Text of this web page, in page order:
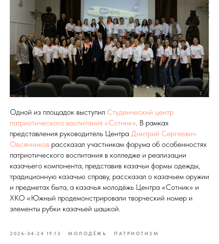
Одной из площадок выступил Студенческий центр
патриотического воспитания «Сотник». В рамках
представления руководитель Центра Дмитрий Сергеевич
Овсянников рассказал участникам форума об особенностях
патриотического воспитания в колледже и реализации
казачьего компонента, представив казачьи формы одежды,
традиционную казачью справу, рассказал о казачьем оружии
и предметах быта, а казачья молодёжь Центра «Сотник» и
ХКО «Южный продемонстрировали творческий номер и
элементы рубки казачьей шашкой.
2026-04-24 19:13 МОЛОДЁЖЬ ПАТРИОТИЗМ